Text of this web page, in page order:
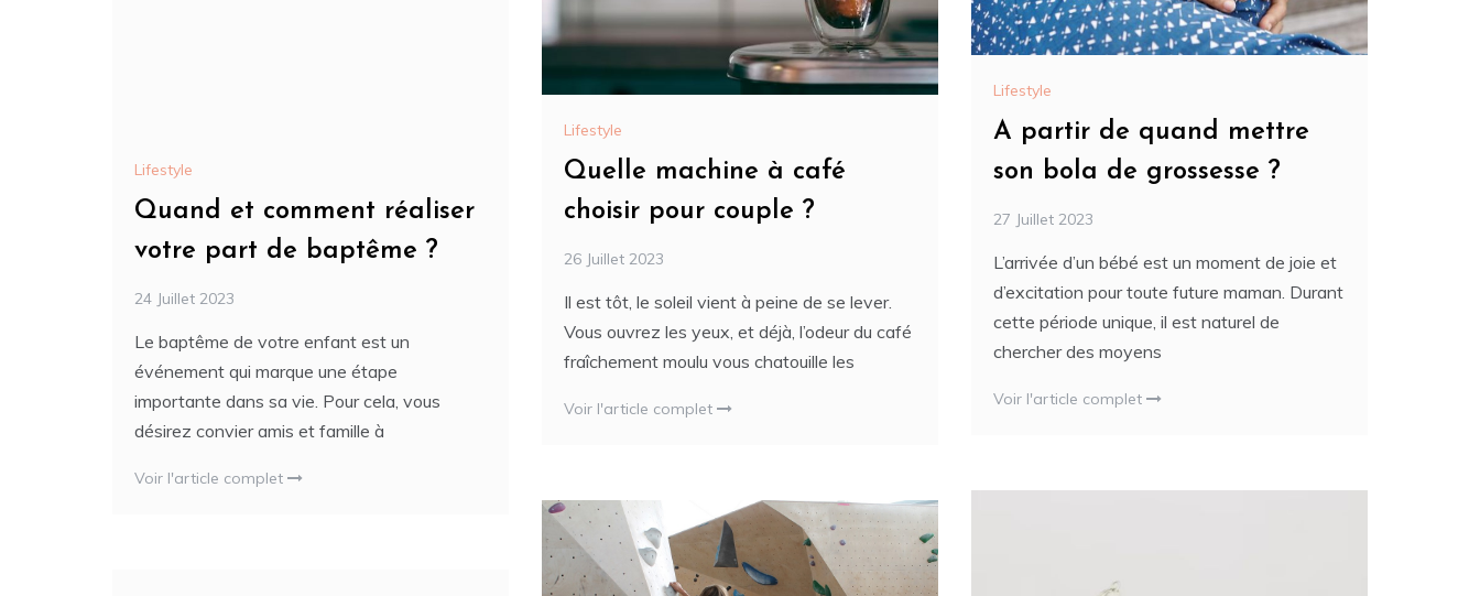
Lifestyle
A partir de quand mettre
son bola de grossesse ?
27 Juillet 2023
L’arrivée d’un bébé est un moment de joie et
d’excitation pour toute future maman. Durant
cette période unique, il est naturel de
chercher des moyens
Voir l'article complet
Lifestyle
Quelle machine à café
choisir pour couple ?
26 Juillet 2023
Il est tôt, le soleil vient à peine de se lever.
Vous ouvrez les yeux, et déjà, l’odeur du café
fraîchement moulu vous chatouille les
Voir l'article complet
Lifestyle
Quand et comment réaliser
votre part de baptême ?
24 Juillet 2023
Le baptême de votre enfant est un
événement qui marque une étape
importante dans sa vie. Pour cela, vous
désirez convier amis et famille à
Voir l'article complet